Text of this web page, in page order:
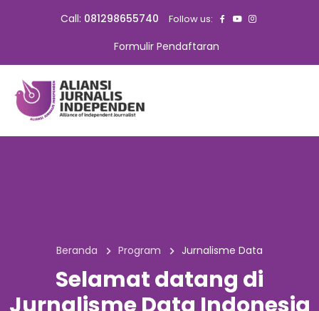
Call: 081298655740 Follow us:
Formulir Pendaftaran
Beranda Program Jurnalisme Data
Selamat datang di